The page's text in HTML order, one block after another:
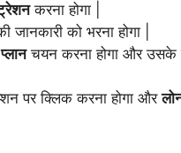
करना होगा |
को भरना होगा |
चयन करना होगा और उसके
पर क्लिक करना होगा और